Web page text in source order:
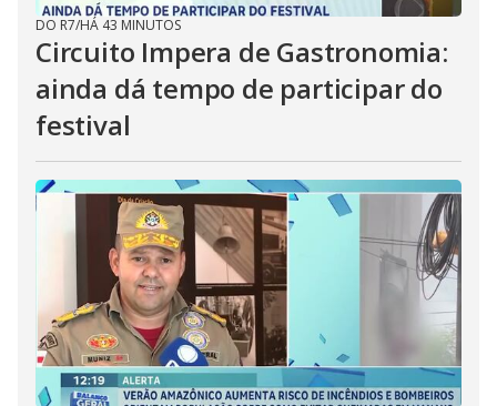
DO R7/HÁ 43 MINUTOS
Circuito Impera de Gastronomia:
ainda dá tempo de participar do
festival